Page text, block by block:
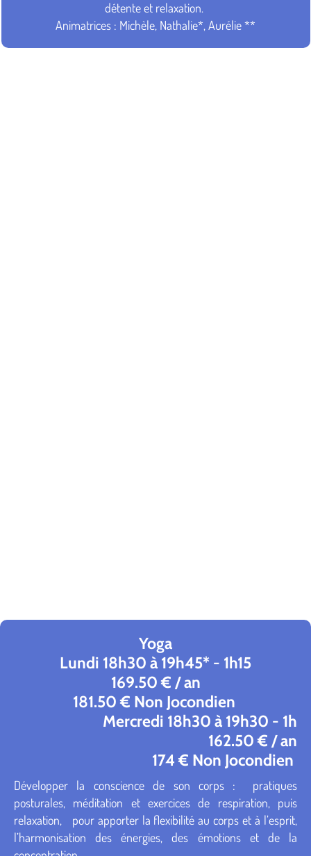
détente et relaxation.
Animatrices : Michèle, Nathalie*, Aurélie **
Yoga
Lundi 18h30 à 19h45* - 1h15
169.50 € / an
181.50 € Non Jocondien
Mercredi 18h30 à 19h30 - 1h
162.50 € / an
174 € Non Jocondien
Développer la conscience de son corps : pratiques
posturales, méditation et exercices de respiration, puis
relaxation, pour apporter la flexibilité au corps et à l’esprit,
l’harmonisation des énergies, des émotions et de la